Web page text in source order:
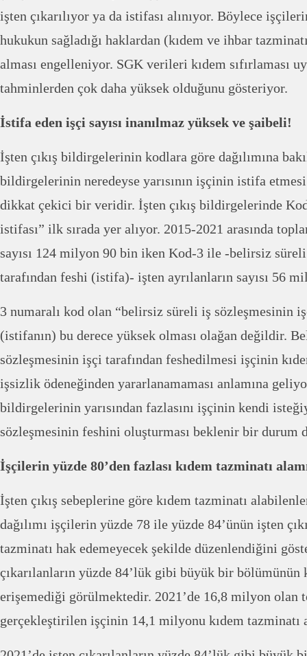
işten çıkarılıyor ya da istifası alınıyor. Böylece
hukukun sağladığı haklardan (kıdem ve ihbar
alması engelleniyor. SGK verileri kıdem sıfırlaması
tahminlerden çok daha yüksek olduğunu gösteriyor.
İstifa eden işçi sayısı inanılmaz yüksek ve şaibeli!
İşten çıkış bildirgelerinin kodlara göre dağılımına
bildirgelerinin neredeyse yarısının işçinin istifa
dikkat çekici bir veridir. İşten çıkış bildirgelerinde
istifası” ilk sırada yer alıyor. 2015-2021 arasında
sayısı 124 milyon 90 bin iken Kod-3 ile -belirsiz
tarafından feshi (istifa)- işten ayrılanların sayısı 56
3 numaralı kod olan “belirsiz süreli iş sözleşmesinin
(istifanın) bu derece yüksek olması olağan değildir.
sözleşmesinin işçi tarafından feshedilmesi işçinin
işsizlik ödeneğinden yararlanamaması anlamına
bildirgelerinin yarısından fazlasını işçinin kendi
sözleşmesinin feshini oluşturması beklenir bir durum
İşçilerin yüzde 80’den fazlası kıdem tazminatı
İşten çıkış sebeplerine göre kıdem tazminatı
dağılımı işçilerin yüzde 78 ile yüzde 84’ünün işten
tazminatı hak edemeyecek şekilde düzenlendiğini
çıkarılanların yüzde 84’lük gibi büyük bir bölümünün
erişemediği görülmektedir. 2021’de 16,8 milyon olan
gerçekleştirilen işçinin 14,1 milyonu kıdem tazminatı